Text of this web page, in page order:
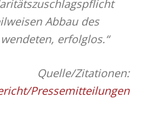
Abbau des
erfolglos.“
Quelle/Zitationen:
Pressemitteilungen